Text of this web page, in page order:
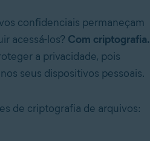
confidenciais permaneçam
acessá-los? Com criptografia.
a privacidade, pois
seus dispositivos pessoais.
de criptografia de arquivos: